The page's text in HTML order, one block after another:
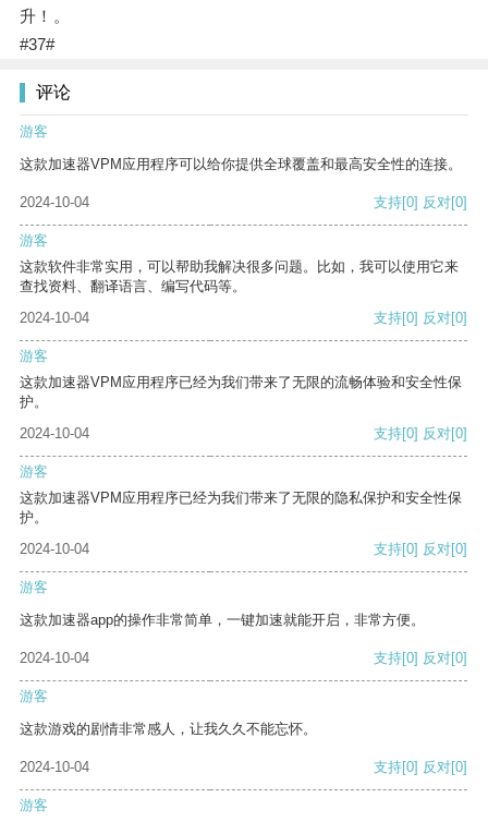
升！。
#37#
评论
游客
这款加速器VPM应用程序可以给你提供全球覆盖和最高安全性的连接。
2024-10-04 支持[0] 反对[0]
游客
这款软件非常实用，可以帮助我解决很多问题。比如，我可以使用它来
查找资料、翻译语言、编写代码等。
2024-10-04
支持[0] 反对[0]
游客
这款加速器VPM应用程序已经为我们带来了无限的流畅体验和安全性保
护。
2024-10-04
支持[0] 反对[0]
游客
这款加速器VPM应用程序已经为我们带来了无限的隐私保护和安全性保
护。
2024-10-04
支持[0] 反对[0]
游客
这款加速器app的操作非常简单，一键加速就能开启，非常方便。
2024-10-04 支持[0] 反对[0]
游客
这款游戏的剧情非常感人，让我久久不能忘怀。
2024-10-04 支持[0] 反对[0]
游客